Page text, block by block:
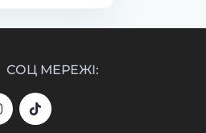
СОЦ МЕРЕЖІ: